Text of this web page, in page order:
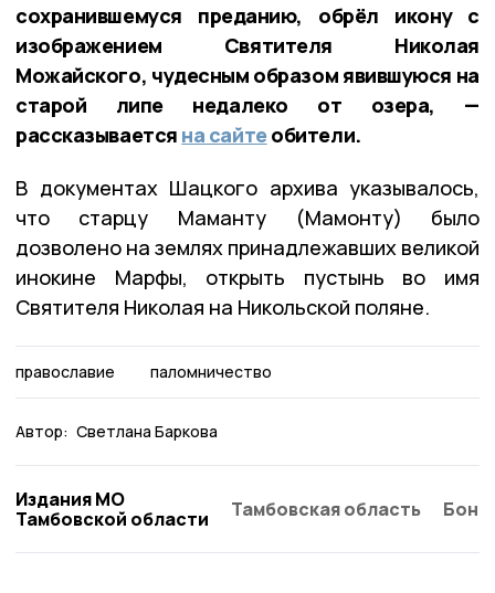
сохранившемуся преданию, обрёл икону с
изображением Святителя Николая
Можайского, чудесным образом явившуюся на
старой липе недалеко от озера, —
рассказывается на сайтеобители.
В документах Шацкого архива указывалось,
что старцу Маманту (Мамонту) было
дозволено на землях принадлежавших великой
инокине Марфы, открыть пустынь во имя
Святителя Николая на Никольской поляне.
православие паломничество
Автор: Светлана Баркова
Издания МО
Тамбовской области
Тамбовская область